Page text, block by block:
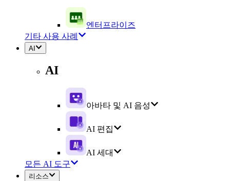
엔터프라이즈
기타 사용 사례
AI
AI
아바타 및 AI 음성
AI 편집
AI 세대
모든 AI 도구
리소스